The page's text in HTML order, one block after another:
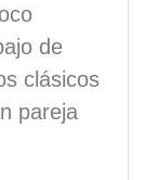
de
clásicos
pareja